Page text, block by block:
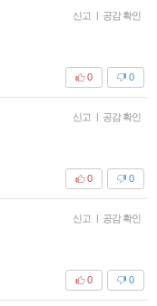
신고 | 공감 확인
0
0
신고 | 공감 확인
0
0
신고 | 공감 확인
0
0